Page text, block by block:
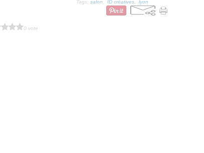
Tags: salon ID créatives lyon
0 vote